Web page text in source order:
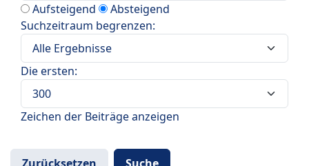
Aufsteigend
Absteigend
Suchzeitraum begrenzen:
Die ersten:
Zeichen der Beiträge anzeigen